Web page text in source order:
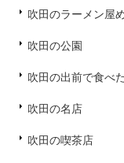
吹田のラーメン屋
吹田の公園
吹田の出前で食べ
吹田の名店
吹田の喫茶店